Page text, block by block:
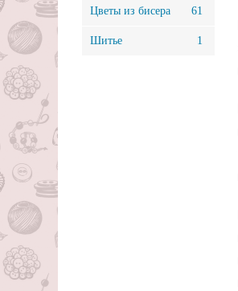
Цветы из бисера 61
Шитье 1